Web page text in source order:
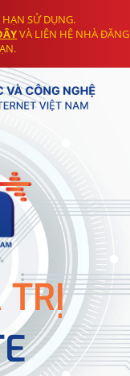
HẠN SỬ DỤNG.
VÀ LIÊN HỆ NHÀ ĐĂNG
TRỊ